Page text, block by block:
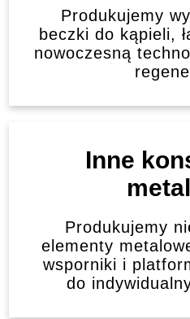
Produkujemy
beczki do kąpieli,
nowoczesną
Inne
Produkujemy
elementy
wsporniki i
do